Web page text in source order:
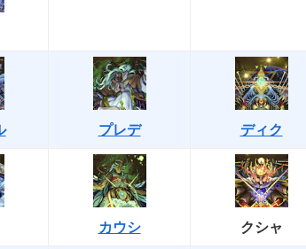
プレデ ディク
カウシ クシャ